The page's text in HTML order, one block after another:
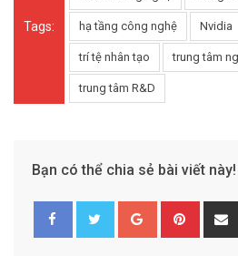
Tags: hạ tầng công nghệ Nvidia
trí tệ nhân tạo trung tâm
trung tâm R&D
Bạn có thể chia sẻ bài viết này!
o
i